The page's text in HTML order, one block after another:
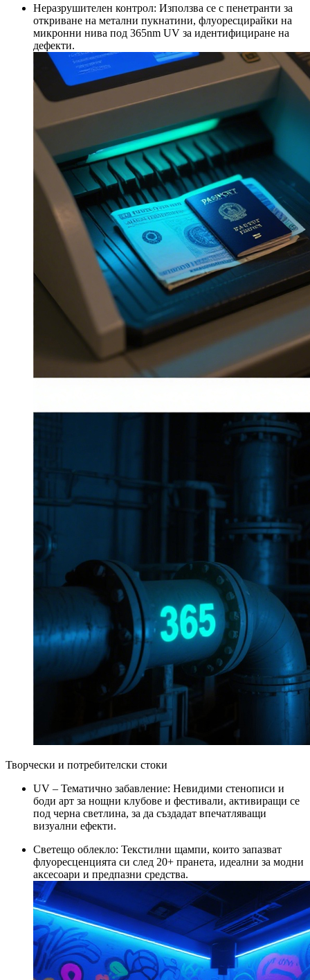
Неразрушителен контрол: Използва се с пенетранти за
откриване на метални пукнатини, флуоресцирайки на
микронни нива под 365nm UV за идентифициране на
дефекти.
Творчески и потребителски стоки
UV – Тематично забавление: Невидими стенописи и
боди арт за нощни клубове и фестивали, активиращи се
под черна светлина, за да създадат впечатляващи
визуални ефекти.
Светещо облекло: Текстилни щампи, които запазват
флуоресценцията си след 20+ пранета, идеални за модни
аксесоари и предпазни средства.